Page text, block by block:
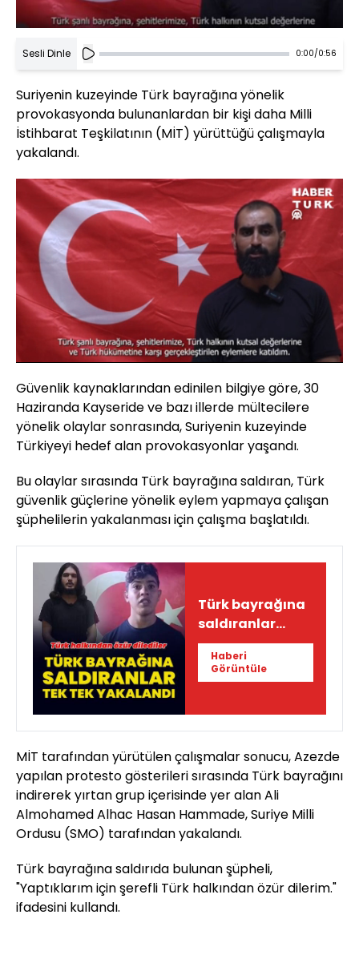
Sesli Dinle 0:00/0:56
Suriyenin kuzeyinde Türk bayrağına yönelik
provokasyonda bulunanlardan bir kişi daha Milli
İstihbarat Teşkilatının (MİT) yürüttüğü çalışmayla
yakalandı.
Sesi
Aç
Yüklendi
100.00%
Oynatma
Hızı
Güvenlik kaynaklarından edinilen bilgiye göre, 30
Haziranda Kayseride ve bazı illerde mültecilere
yönelik olaylar sonrasında, Suriyenin kuzeyinde
Türkiyeyi hedef alan provokasyonlar yaşandı.
Bu olaylar sırasında Türk bayrağına saldıran, Türk
güvenlik güçlerine yönelik eylem yapmaya çalışan
şüphelilerin yakalanması için çalışma başlatıldı.
Türk bayrağına
saldıranlar
yakalandı
Haberi
Görüntüle
MİT tarafından yürütülen çalışmalar sonucu, Azezde
yapılan protesto gösterileri sırasında Türk bayrağını
indirerek yırtan grup içerisinde yer alan Ali
Almohamed Alhac Hasan Hammade, Suriye Milli
Ordusu (SMO) tarafından yakalandı.
Türk bayrağına saldırıda bulunan şüpheli,
"Yaptıklarım için şerefli Türk halkından özür dilerim."
ifadesini kullandı.